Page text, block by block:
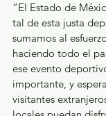
“El Estado de
tal de esta justa
sumamos al
haciendo todo el
ese evento
importante, y
visitantes